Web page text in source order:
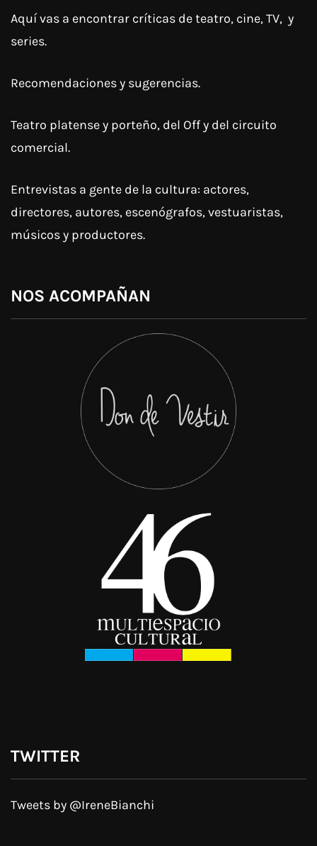
Aquí vas a encontrar críticas de teatro, cine, TV, y
series.
Recomendaciones y sugerencias.
Teatro platense y porteño, del Off y del circuito
comercial.
Entrevistas a gente de la cultura: actores,
directores, autores, escenógrafos, vestuaristas,
músicos y productores.
NOS ACOMPAÑAN
TWITTER
Tweets by @IreneBianchi